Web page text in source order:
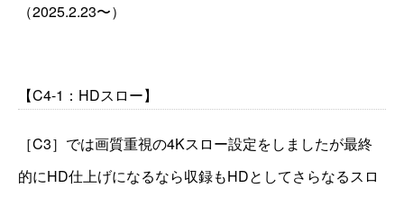
（2025.2.23〜）
【C4-1：HDスロー】
［C3］では画質重視の4Kスロー設定をしましたが最終
的にHD仕上げになるなら収録もHDとしてさらなるスロ